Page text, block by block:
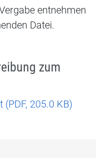
entnehmen
Datei.
zum
(PDF, 205.0 KB)